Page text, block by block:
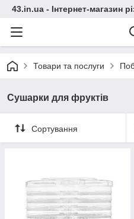
43.in.ua - Інтернет-магазин
Товари та послуги
Сушарки для фруктів
Сортування